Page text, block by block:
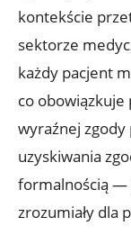
kontekście
sektorze
każdy pacjent
co obowiązkuje
wyraźnej
uzyskiwania
formalnością —
zrozumiały dla